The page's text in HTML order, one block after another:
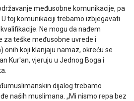
međusobne komunikacije, pa
toj komunikaciji trebamo izbjegavati
Ne mogu da nađem
za teške međusobne uvrede i
onih koji klanjaju namaz, okreću se
Kur'an, vjeruju u Jednog Boga i
dijalog trebamo
naših muslimana. „Mi nismo repa bez